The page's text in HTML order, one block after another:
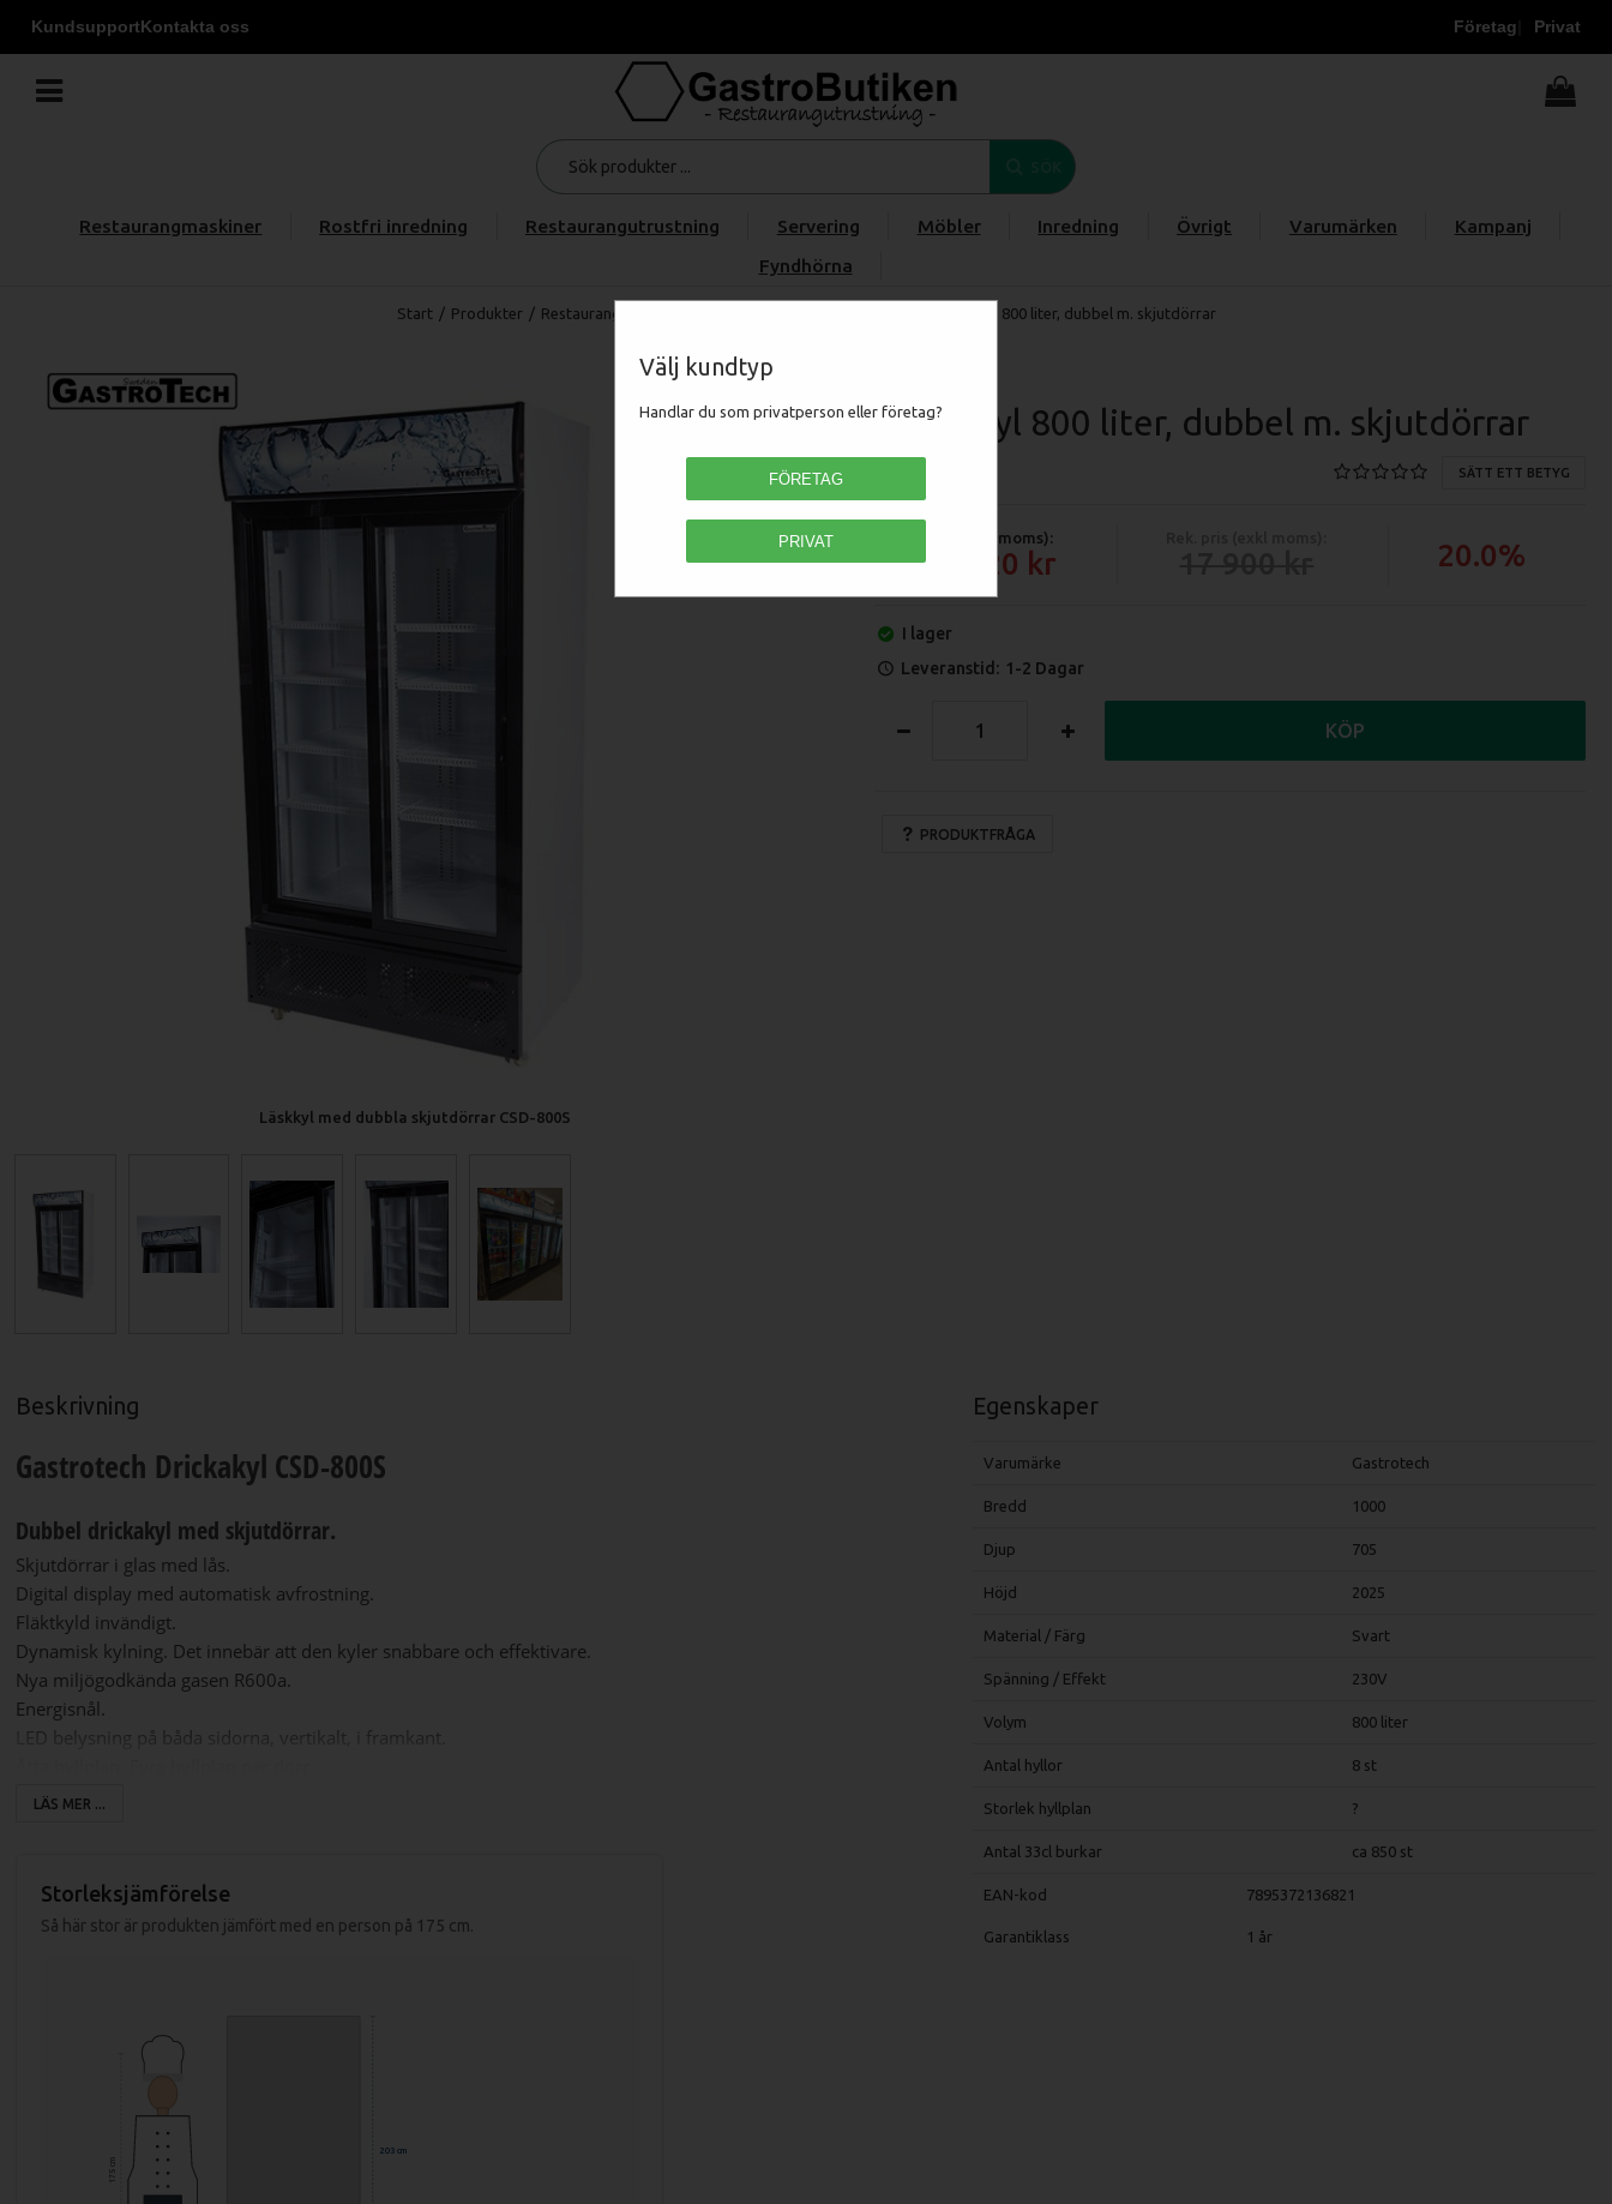
KundsupportKontakta oss Företag Privat
Välj kundtyp
Handlar du som privatperson eller företag?
FÖRETAG
PRIVAT
Restaurangmaskiner Rostfri inredning Restaurangutrustning Servering Möbler Inredning Övrigt Varumärken
Kampanj
Fyndhörna
Start / Produkter / Restaurangmaskiner Drickakyl 800 liter, dubbel m. skjutdörrar
Läskkyl med dubbla skjutdörrar CSD-800S
Drickakyl 800 liter, dubbel m. skjutdörrar
SÄTT ETT BETYG
Pris (exkl moms):
14 320 20.0%
I lager
Leveranstid: 1-2 Dagar
PRODUKTFRÅGA
KÖP
Beskrivning
Gastrotech Drickakyl CSD-800S
Dubbel drickakyl med skjutdörrar.
Skjutdörrar i glas med lås.
Digital display med automatisk avfrostning.
Fläktkyld invändigt.
Dynamisk kylning. Det innebär att den kyler snabbare och effektivare.
Nya miljögodkända gasen R600a.
Energisnål.
LED belysning på båda sidorna, vertikalt, i framkant.
Hyllplanen går att justera i höjdled.
Plats för ca 630st 33cl läskburkar
Plats för ca 480st 50cl PET faskor.
Förbrukning/24h: ca 3,3kW/24h
LÄS MER ...
Egenskaper
Varumärke Gastrotech
Bredd 1000
Djup 705
Höjd 2025
Material / Färg Svart
Spänning / Effekt 230V
Volym 800 liter
Antal hyllor 8 st
Storlek hyllplan ?
Antal 33cl burkar ca 850 st
EAN-kod 7895372136821
Garantiklass 1 år
Storleksjämförelse
Så här stor är produkten jämfört med en person på 175 cm.
175 cm
203 cm